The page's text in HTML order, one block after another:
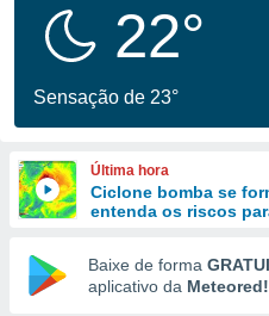
fornecidas
a este
das
e
forma
digital
22°
Sensação de 23°
Última hora
Ciclone bomba se
entenda os riscos
Baixe de forma
aplicativo da Meteored!